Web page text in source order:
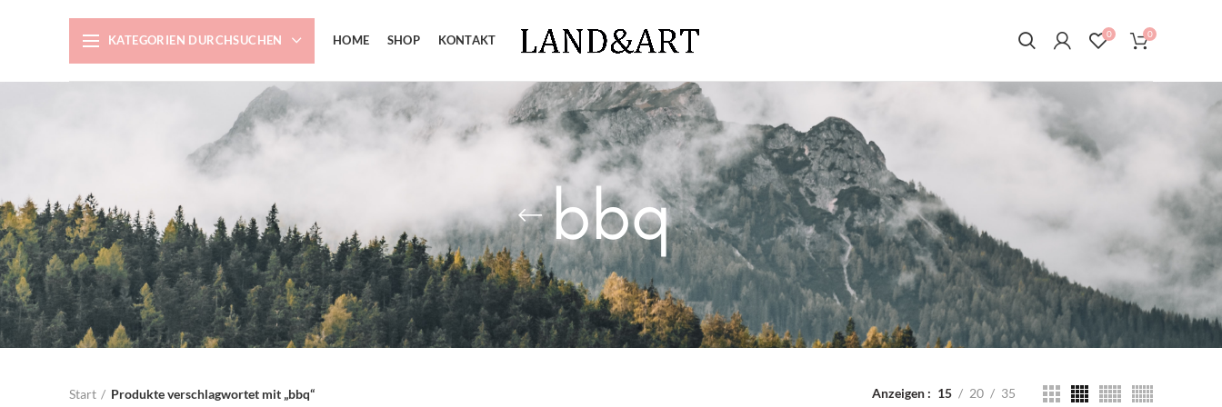
KATEGORIEN DURCHSUCHEN HOME SHOP KONTAKT 0 0
bbq
Start Produkte verschlagwortet mit „bbq“ Anzeigen 15 20 35